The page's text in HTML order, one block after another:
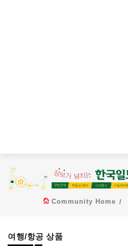
Community Home
여행/항공 상품